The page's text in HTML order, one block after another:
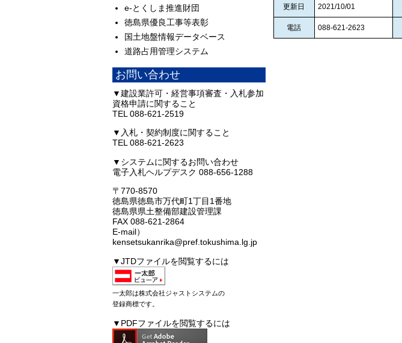
更新日 2021/10/01
電話 088-621-2623
e-とくしま推進財団
徳島県優良工事等表彰
国土地盤情報データベース
道路占用管理システム
お問い合わせ
▼建設業許可・経営事項審査・入札参加
資格申請に関すること
TEL 088-621-2519
▼入札・契約制度に関すること
TEL 088-621-2623
▼システムに関するお問い合わせ
電子入札ヘルプデスク 088-656-1288
〒770-8570
徳島県徳島市万代町1丁目1番地
徳島県県土整備部建設管理課
FAX 088-621-2864
E-mail）
kensetsukanrika@pref.tokushima.lg.jp
▼JTDファイルを閲覧するには
一太郎は株式会社ジャストシステムの
登録商標です。
▼PDFファイルを閲覧するには